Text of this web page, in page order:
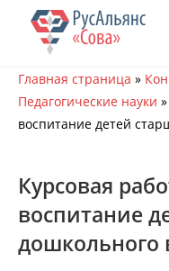
Перейти
содержимому
Главная страница »
Педагогические науки »
воспитание детей
Курсовая
воспитание
дошкольного